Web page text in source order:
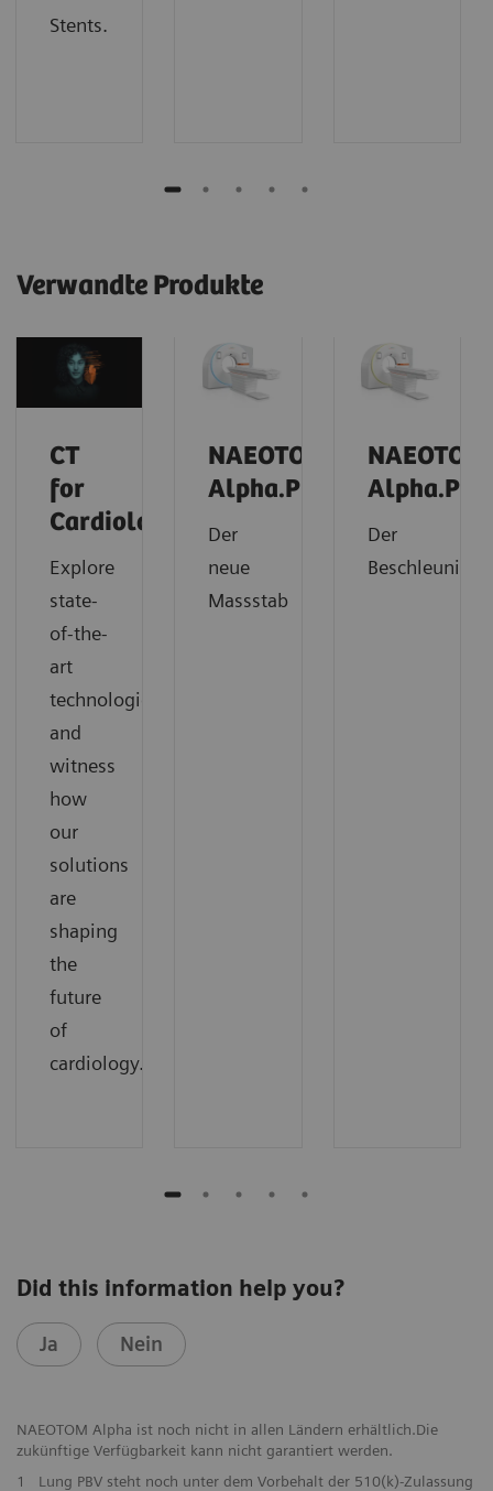
Stents.
Verwandte Produkte
CT
for
Cardiology
Explore
state-
of-the-
art
technologies
and
witness
how
our
solutions
are
shaping
the
future
of
cardiology.
NAEOTOM
Alpha.Prime
Der
neue
Massstab
NAEOTOM
Alpha.Pro
Der
Beschleuniger
Did this information help you?
Ja Nein
NAEOTOM Alpha ist noch nicht in allen Ländern erhältlich.Die
zukünftige Verfügbarkeit kann nicht garantiert werden.
1
Lung PBV steht noch unter dem Vorbehalt der 510(k)-Zulassung